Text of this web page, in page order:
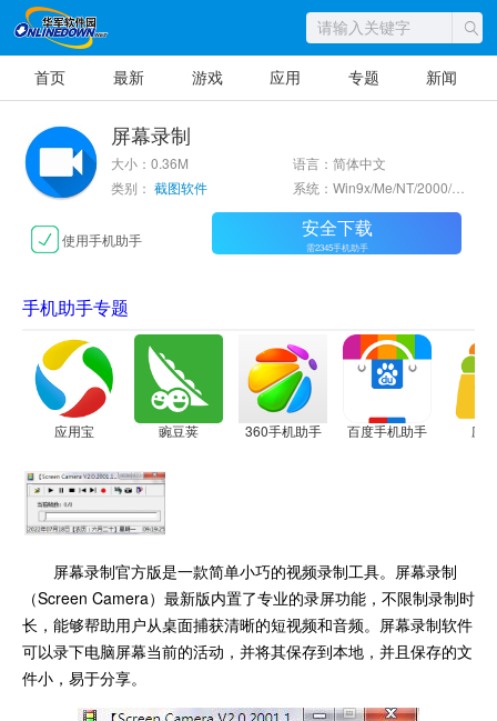
首页 最新 游戏 应用 专题 新闻
屏幕录制
大小：0.36M
语言：简体中文
类别： 截图软件 系统：Win9x/Me/NT/2000/XP/2003
使用手机助手 安全下载
需2345手机助手
手机助手专题
应用宝 豌豆荚 360手机助手 百度手机助手 应
屏幕录制官方版是一款简单小巧的视频录制工具。屏幕录制
（Screen Camera）最新版内置了专业的录屏功能，不限制录制时
长，能够帮助用户从桌面捕获清晰的短视频和音频。屏幕录制软件
可以录下电脑屏幕当前的活动，并将其保存到本地，并且保存的文
件小，易于分享。